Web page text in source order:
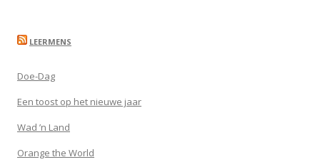
LEERMENS
Doe-Dag
Een toost op het nieuwe jaar
Wad ’n Land
Orange the World